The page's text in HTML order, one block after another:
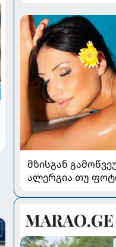
მომავალი
მზისგან
ალერგია თუ